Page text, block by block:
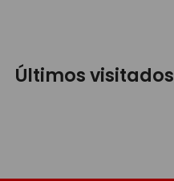
Últimos visitados